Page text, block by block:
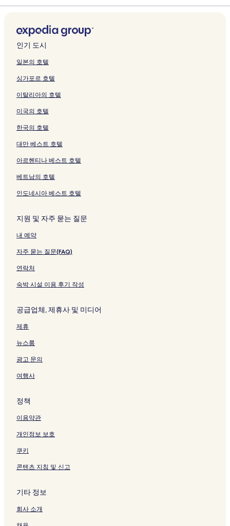
인기 도시
일본의 호텔
싱가포르 호텔
이탈리아의 호텔
미국의 호텔
한국의 호텔
대만 베스트 호텔
아르헨티나 베스트 호텔
베트남의 호텔
인도네시아 베스트 호텔
지원 및 자주 묻는 질문
내 예약
자주 묻는 질문(FAQ)
연락처
숙박 시설 이용 후기 작성
공급업체, 제휴사 및 미디어
제휴
뉴스룸
광고 문의
여행사
정책
이용약관
개인정보 보호
쿠키
콘텐츠 지침 및 신고
기타 정보
회사 소개